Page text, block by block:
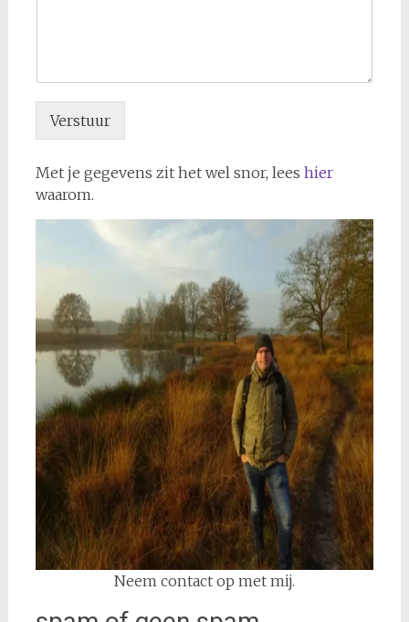
Verstuur
Met je gegevens zit het wel snor, lees hier
waarom.
Neem contact op met mij.